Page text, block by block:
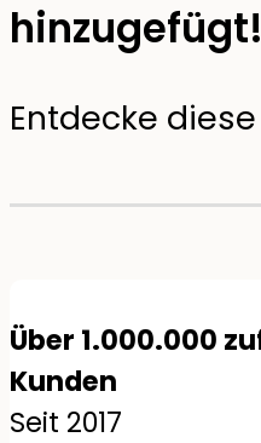
hinzugefügt!
Entdecke
Über 1.000.000
Kunden
Seit 2017